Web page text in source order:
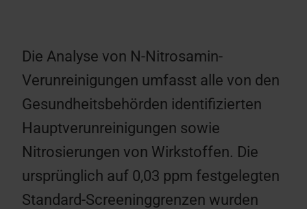
Die Analyse von N-Nitrosamin-
Verunreinigungen umfasst alle von den
Gesundheitsbehörden identifizierten
Hauptverunreinigungen sowie
Nitrosierungen von Wirkstoffen. Die
ursprünglich auf 0,03 ppm festgelegten
Standard-Screeninggrenzen wurden